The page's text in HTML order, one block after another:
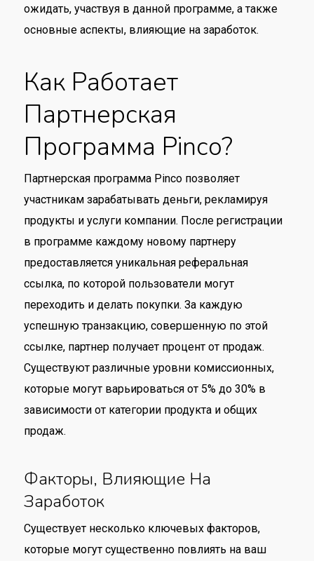
ожидать, участвуя в данной программе, а также
основные аспекты, влияющие на заработок.
Как Работает
Партнерская
Программа Pinco?
Партнерская программа Pinco позволяет
участникам зарабатывать деньги, рекламируя
продукты и услуги компании. После регистрации
в программе каждому новому партнеру
предоставляется уникальная реферальная
ссылка, по которой пользователи могут
переходить и делать покупки. За каждую
успешную транзакцию, совершенную по этой
ссылке, партнер получает процент от продаж.
Существуют различные уровни комиссионных,
которые могут варьироваться от 5% до 30% в
зависимости от категории продукта и общих
продаж.
Факторы, Влияющие На
Заработок
Существует несколько ключевых факторов,
которые могут существенно повлиять на ваш